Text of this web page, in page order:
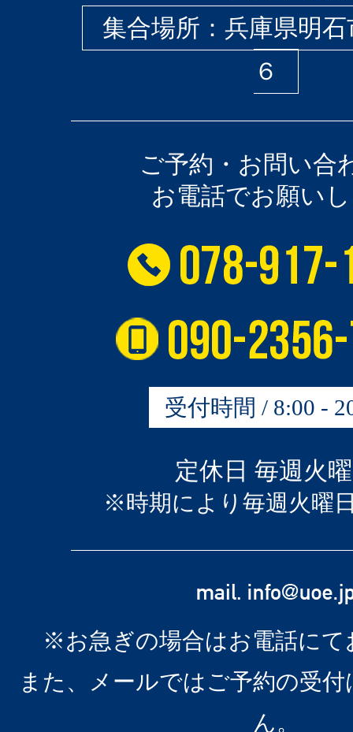
集合場所：兵庫県明
６
ご予約・お問い合
お電話でお願い
受付時間 / 8:00 -
定休日 毎週火
※時期により毎週火曜
※お急ぎの場合はお電話にて
また、メールではご予約の受
ん。